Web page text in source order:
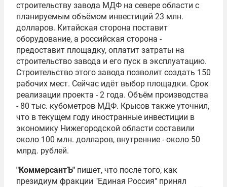
строительству завода МДФ на севере области с
планируемым объёмом инвестиций 23 млн.
долларов. Китайская сторона поставит
оборудование, а российская сторона -
предоставит площадку, оплатит затраты на
строительство завода и его пуск в эксплуатацию.
Строительство этого завода позволит создать 150
рабочих мест. Сейчас идёт выбор площадки. Срок
реализации проекта - 2 года. Объём производства
- 80 тыс. кубометров МДФ. Крысов также уточнил,
что в текущем году иностранные инвестиции в
экономику Нижегородской области составили
около 100 млн. долларов, внутренние - около 50
млрд. рублей.
"КоммерсантЪ" пишет, что после того, как
президиум фракции "Единая Россия" принял